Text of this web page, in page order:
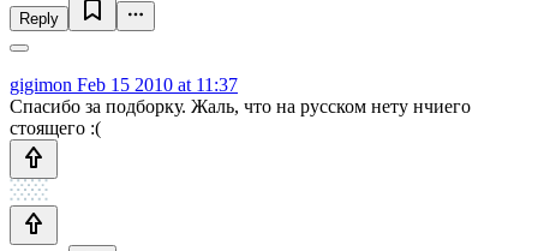
Reply
gigimon Feb 15 2010 at 11:37
Спасибо за подборку. Жаль, что на русском нету нчиего
стоящего :(